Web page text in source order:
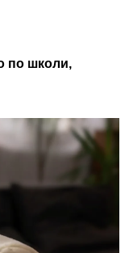
по школи,